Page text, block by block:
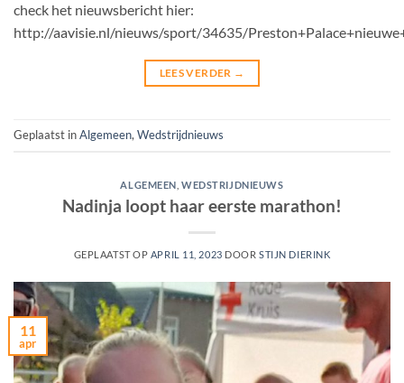
check het nieuwsbericht hier:
http://aavisie.nl/nieuws/sport/34635/
LEES VERDER →
Geplaatst inAlgemeen,Wedstrijdnieuws
ALGEMEEN ,WEDSTRIJDNIEUWS
Nadinja loopt haar eerste marathon!
GEPLAATST OP APRIL 11, 2023 DOORSTIJN DIERINK
11
apr